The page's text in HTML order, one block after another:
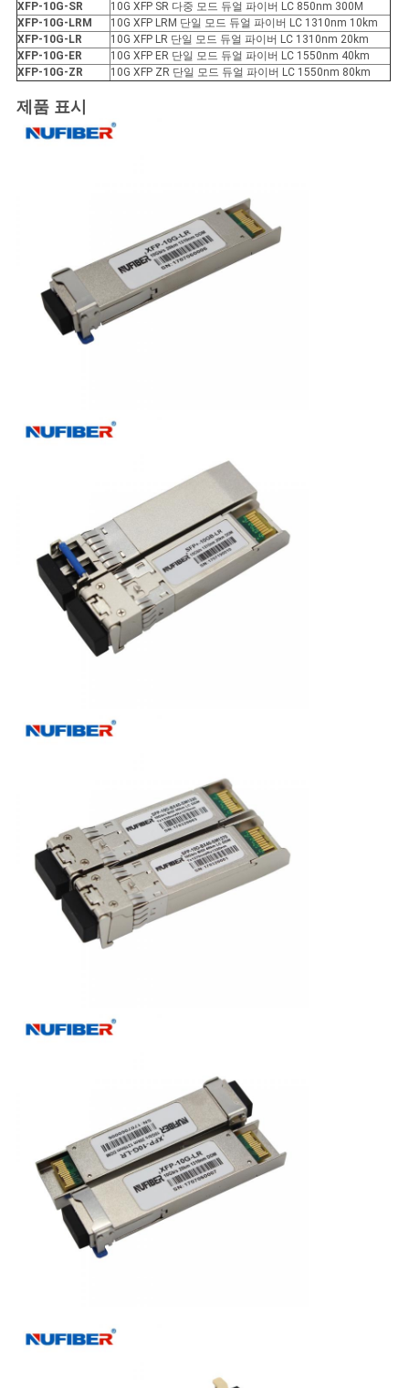
XFP-10G-SR
10G XFP SR 다중 모드 듀얼 파이버 LC 850nm 300M
XFP-10G-LRM
10G XFP LRM 단일 모드 듀얼 파이버 LC 1310nm 10km
XFP-10G-LR
10G XFP LR 단일 모드 듀얼 파이버 LC 1310nm 20km
XFP-10G-ER
10G XFP ER 단일 모드 듀얼 파이버 LC 1550nm 40km
XFP-10G-ZR 10G XFP ZR 단일 모드 듀얼 파이버 LC 1550nm 80km
제품 표시